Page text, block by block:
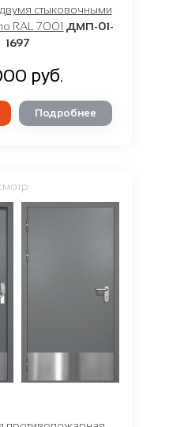
стыковочными
RAL 7001 ДМП-01-
1697
руб.
Подробнее